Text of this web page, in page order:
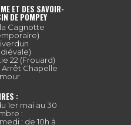
ET DES SAVOIR-
DE POMPEY
Cagnotte
22 (Frouard)
Arrêt Chapelle
:
1er mai au 30
:
: de 10h à